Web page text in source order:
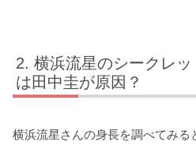
横浜流星のシークレ
は田中圭が原因？
横浜流星さんの身長を調べてみる